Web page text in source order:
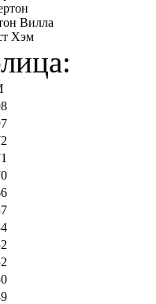
Вилла
Хэм